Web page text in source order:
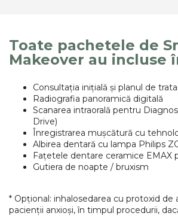
Toate pachetele de
Makeover au incluse
Consultația inițială și planul de
Radiografia panoramică digitală
Scanarea intraorală pentru
Drive)
Înregistrarea mușcătură cu
Albirea dentară cu lampa Philips
Fațetele dentare ceramice EMAX
Gutiera de noapte / bruxism
* Opțional: inhalosedarea cu protoxid de
pacienții anxioși, în timpul procedurii,